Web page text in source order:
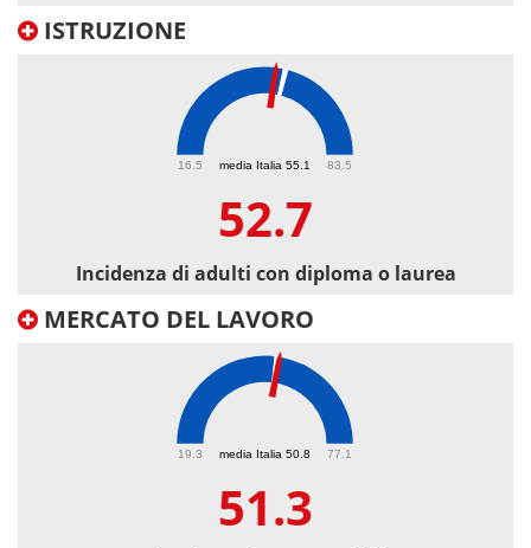
ISTRUZIONE
media Italia 55.1
16.5 83.5
52.7
Incidenza di adulti con diploma o laurea
MERCATO DEL LAVORO
media Italia 50.8
19.3 77.1
51.3